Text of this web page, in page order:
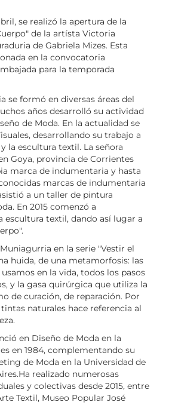
se realizó la apertura de la
de la artísta Victoria
de Gabriela Mizes. Esta
en la convocatoria
para la temporada
se formó en diversas áreas del
años desarrolló su actividad
de Moda. En la actualidad se
desarrollando su trabajo a
la escultura textil. La señora
Goya, provincia de Corrientes
marca de indumentaria y hasta
marcas de indumentaria
a un taller de pintura
En 2015 comenzó a
escultura textil, dando así lugar a
en la serie "Vestir el
huida, de una metamorfosis: las
en la vida, todos los pasos
y la gasa quirúrgica que utiliza la
de curación, de reparación. Por
naturales hace referencia al
en Diseño de Moda en la
en 1984, complementando su
de Moda en la Universidad de
realizado numerosas
y colectivas desde 2015, entre
Textil, Museo Popular José